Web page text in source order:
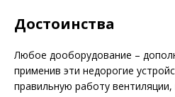
Достоинства
Любое дооборудование –
применив эти недорогие
правильную работу